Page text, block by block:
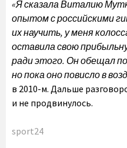
«Я сказала Виталию
опытом с российскими
их научить, у меня
оставила свою
ради этого. Он обещал
но пока оно повисло в
в 2010-м. Дальше
и не продвинулось.
sport24